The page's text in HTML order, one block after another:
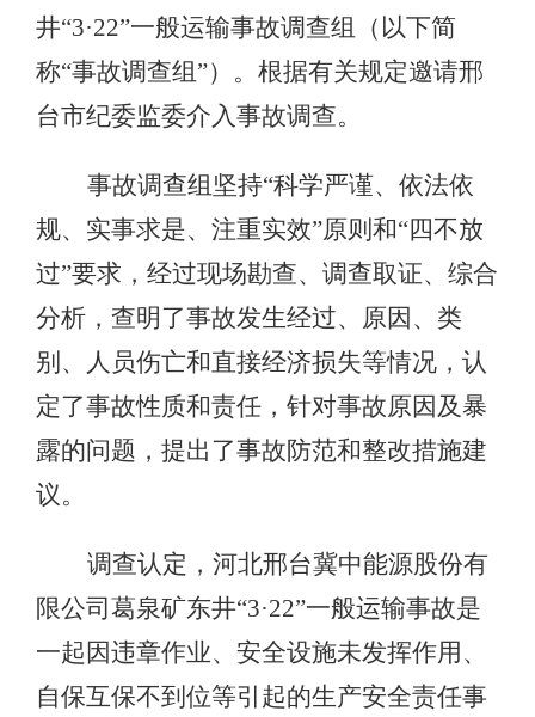
井“3·22”一般运输事故调查组（以下简
称“事故调查组”）。根据有关规定邀请邢
台市纪委监委介入事故调查。
事故调查组坚持“科学严谨、依法依
规、实事求是、注重实效”原则和“四不放
过”要求，经过现场勘查、调查取证、综合
分析，查明了事故发生经过、原因、类
别、人员伤亡和直接经济损失等情况，认
定了事故性质和责任，针对事故原因及暴
露的问题，提出了事故防范和整改措施建
议。
调查认定，河北邢台冀中能源股份有
限公司葛泉矿东井“3·22”一般运输事故是
一起因违章作业、安全设施未发挥作用、
自保互保不到位等引起的生产安全责任事